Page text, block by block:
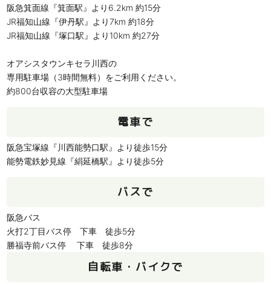
阪急箕面線『箕面駅』より6.2km 約15分
JR福知山線『伊丹駅』より7km 約18分
JR福知山線『塚口駅』より10km 約27分
オアシスタウンキセラ川西の
専用駐車場（3時間無料）をご利用ください。
約800台収容の大型駐車場
電車で
阪急宝塚線『川西能勢口駅』より徒歩15分
能勢電鉄妙見線『絹延橋駅』より徒歩5分
バスで
阪急バス
火打2丁目バス停 下車 徒歩5分
勝福寺前バス停 下車 徒歩8分
自転車・バイクで